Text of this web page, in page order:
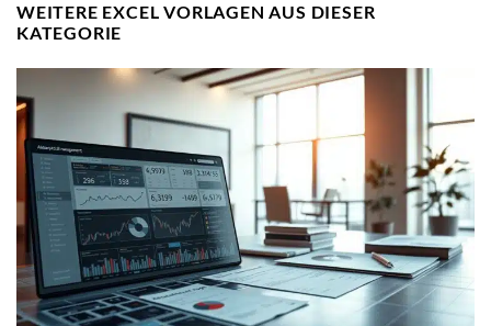
WEITERE EXCEL VORLAGEN AUS DIESER
KATEGORIE